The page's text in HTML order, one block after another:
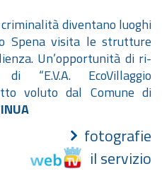
diventano luoghi
Spena visita le strutture
Un’opportunità di ri-
EcoVillaggio
voluto dal Comune di
fotografie
il servizio